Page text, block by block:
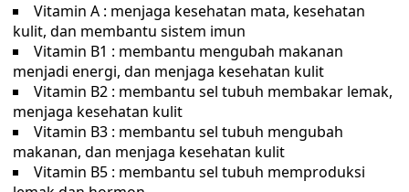
Vitamin A : menjaga kesehatan mata, kesehatan
kulit, dan membantu sistem imun
Vitamin B1 : membantu mengubah makanan
menjadi energi, dan menjaga kesehatan kulit
Vitamin B2 : membantu sel tubuh membakar lemak,
menjaga kesehatan kulit
Vitamin B3 : membantu sel tubuh mengubah
makanan, dan menjaga kesehatan kulit
Vitamin B5 : membantu sel tubuh memproduksi